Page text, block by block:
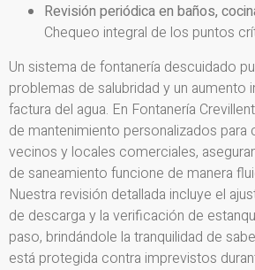
Revisión periódica en baños,
Chequeo integral de los puntos
Un sistema de fontanería descuidado
problemas de salubridad y un aumento
factura del agua. En Fontanería
de mantenimiento personalizados para
vecinos y locales comerciales,
de saneamiento funcione de manera
Nuestra revisión detallada incluye el
de descarga y la verificación de
paso, brindándole la tranquilidad de
está protegida contra imprevistos